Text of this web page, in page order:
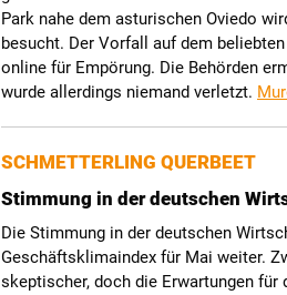
Park nahe dem asturischen Oviedo
besucht. Der Vorfall auf dem
online für Empörung. Die Behörden
wurde allerdings niemand verletzt.
SCHMETTERLING QUERBEET
Stimmung in der deutschen
Die Stimmung in der deutschen
Geschäftsklimaindex für Mai weiter.
skeptischer, doch die Erwartungen